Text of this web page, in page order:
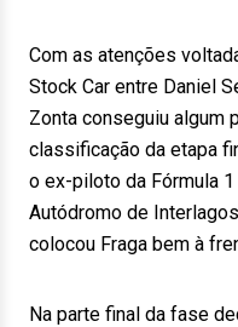
Com as atenções
Stock Car entre Daniel
Zonta conseguiu algum
classificação da etapa
o ex-piloto da Fórmula
Autódromo de
colocou Fraga bem à
Na parte final da fase